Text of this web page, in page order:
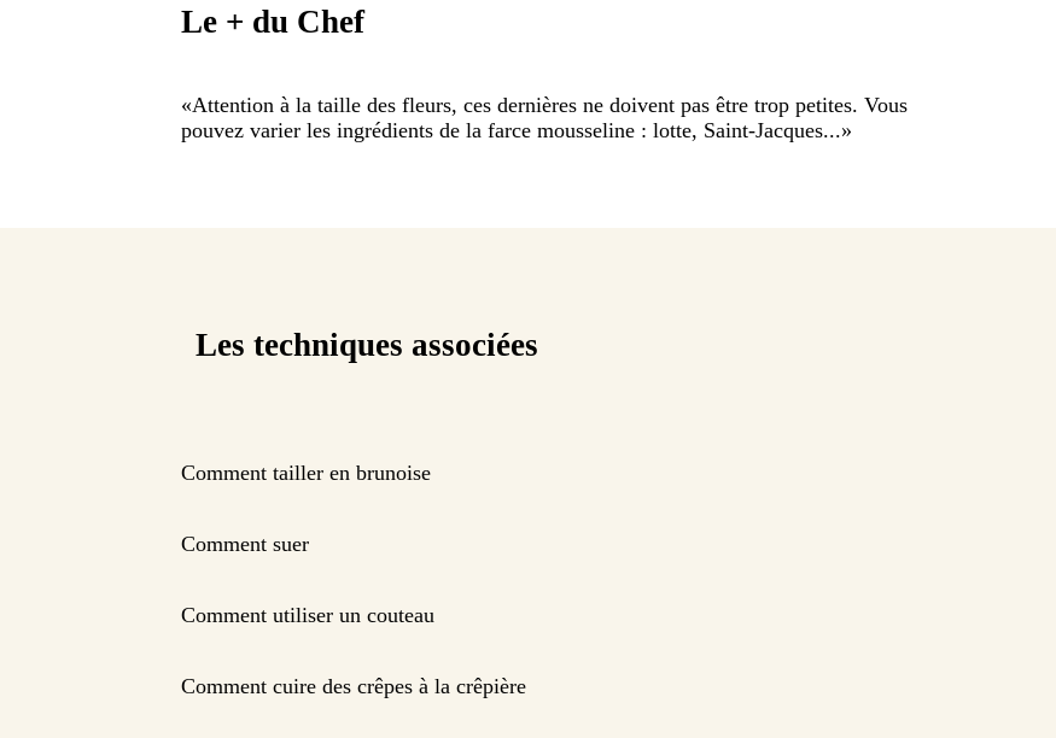
Le + du Chef
«Attention à la taille des fleurs, ces dernières ne doivent pas être trop petites. Vous
pouvez varier les ingrédients de la farce mousseline : lotte, Saint-Jacques...»
Les techniques associées
Comment tailler en brunoise
Comment suer
Comment utiliser un couteau
Comment cuire des crêpes à la crêpière